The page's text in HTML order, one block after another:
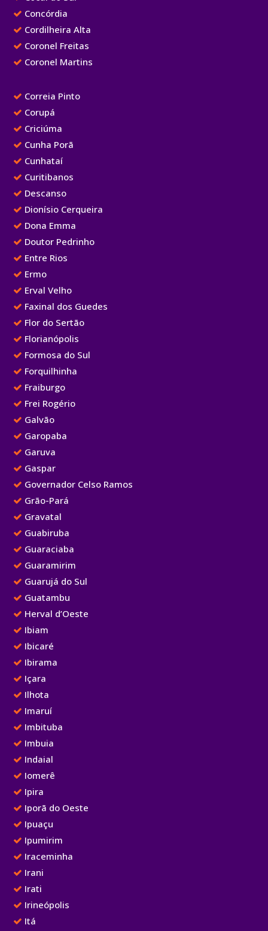
Concórdia
Cordilheira Alta
Coronel Freitas
Coronel Martins
Correia Pinto
Corupá
Criciúma
Cunha Porã
Cunhataí
Curitibanos
Descanso
Dionísio Cerqueira
Dona Emma
Doutor Pedrinho
Entre Rios
Ermo
Erval Velho
Faxinal dos Guedes
Flor do Sertão
Florianópolis
Formosa do Sul
Forquilhinha
Fraiburgo
Frei Rogério
Galvão
Garopaba
Garuva
Gaspar
Governador Celso Ramos
Grão-Pará
Gravatal
Guabiruba
Guaraciaba
Guaramirim
Guarujá do Sul
Guatambu
Herval d’Oeste
Ibiam
Ibicaré
Ibirama
Içara
Ilhota
Imaruí
Imbituba
Imbuia
Indaial
Iomerê
Ipira
Iporã do Oeste
Ipuaçu
Ipumirim
Iraceminha
Irani
Irati
Irineópolis
Itá